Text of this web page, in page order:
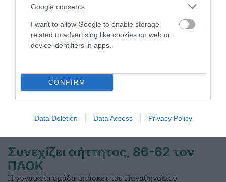
Google consents
I want to allow Google to enable storage
related to advertising like cookies on web or
device identifiers in apps.
CONFIRM
Data Deletion Data Access Privacy Policy
Συνεχίζει αήττητος, 86-62 τον
ΠΑΟΚ
Η γυναικεία ομάδα μπάσκετ του Παναθηναϊκού